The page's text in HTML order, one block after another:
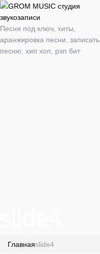
Песня под ключ, хиты,
аранжировка песни, записать
песню, хип хоп, рэп бит
Главнаяslide4